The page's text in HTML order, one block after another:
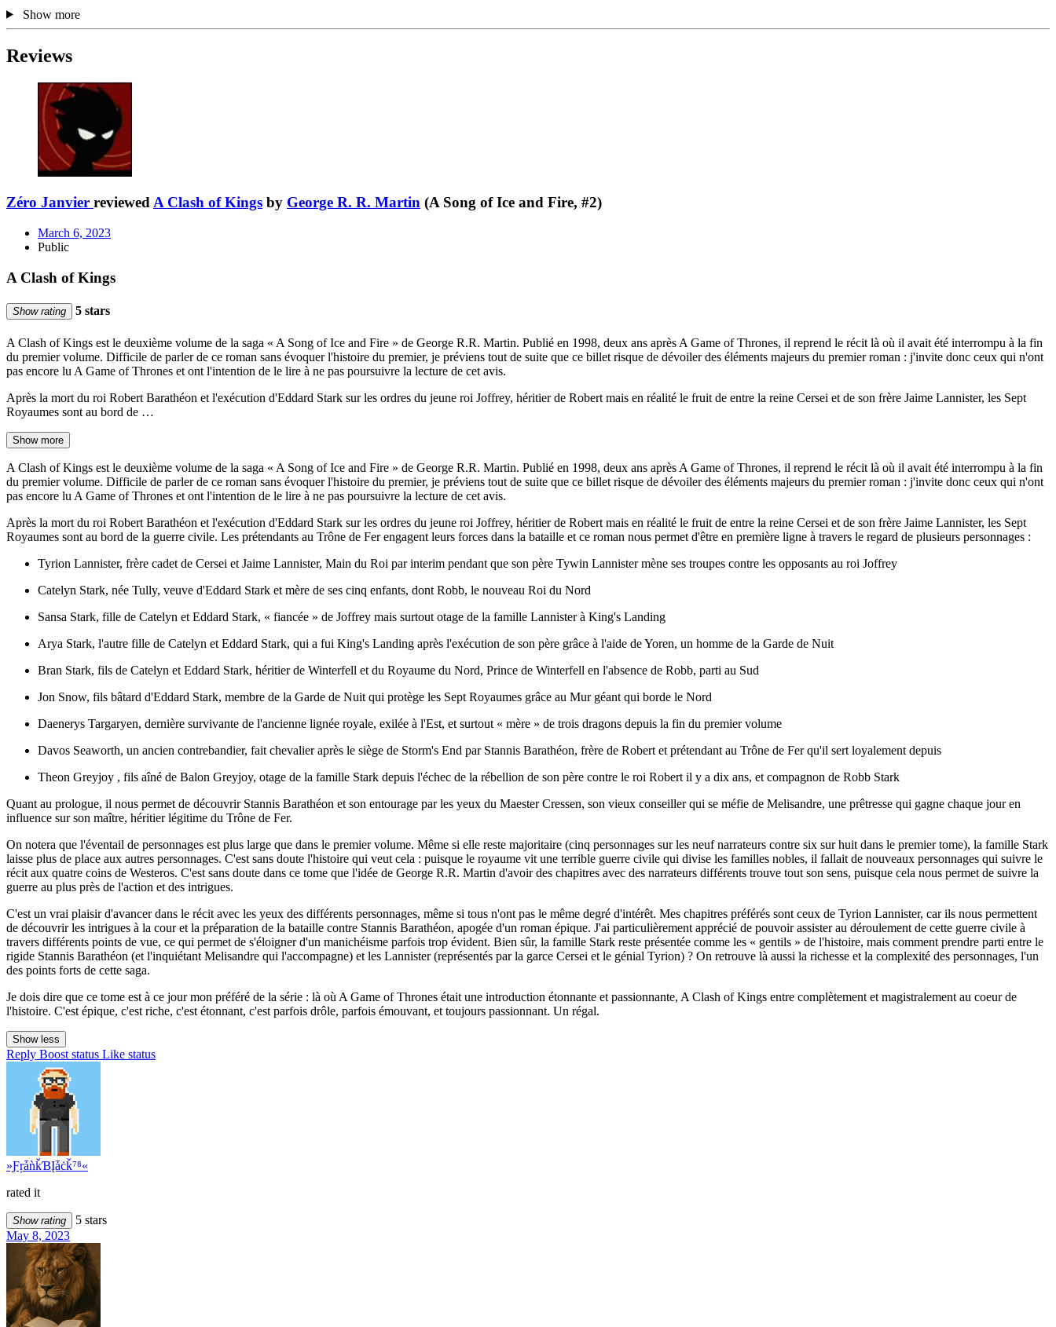
Show more
Reviews
Zéro Janvier reviewedA Clash of Kings by George R. R. Martin (A Song of Ice and Fire, #2)
March 6, 2023
Public
A Clash of Kings
Show rating 5 stars
A Clash of Kings est le deuxième volume de la saga « A Song of Ice and Fire » de George R.R. Martin. Publié en 1998, deux ans après A Game of Thrones, il reprend le récit là où il avait été interrompu à la fin
du premier volume. Difficile de parler de ce roman sans évoquer l'histoire du premier, je préviens tout de suite que ce billet risque de dévoiler des éléments majeurs du premier roman : j'invite donc ceux qui n'ont
pas encore lu A Game of Thrones et ont l'intention de le lire à ne pas poursuivre la lecture de cet avis.
Après la mort du roi Robert Barathéon et l'exécution d'Eddard Stark sur les ordres du jeune roi Joffrey, héritier de Robert mais en réalité le fruit de entre la reine Cersei et de son frère Jaime Lannister, les Sept
Royaumes sont au bord de …
Show more
A Clash of Kings est le deuxième volume de la saga « A Song of Ice and Fire » de George R.R. Martin. Publié en 1998, deux ans après A Game of Thrones, il reprend le récit là où il avait été interrompu à la fin
du premier volume. Difficile de parler de ce roman sans évoquer l'histoire du premier, je préviens tout de suite que ce billet risque de dévoiler des éléments majeurs du premier roman : j'invite donc ceux qui n'ont
pas encore lu A Game of Thrones et ont l'intention de le lire à ne pas poursuivre la lecture de cet avis.
Après la mort du roi Robert Barathéon et l'exécution d'Eddard Stark sur les ordres du jeune roi Joffrey, héritier de Robert mais en réalité le fruit de entre la reine Cersei et de son frère Jaime Lannister, les Sept
Royaumes sont au bord de la guerre civile. Les prétendants au Trône de Fer engagent leurs forces dans la bataille et ce roman nous permet d'être en première ligne à travers le regard de plusieurs personnages :
Tyrion Lannister, frère cadet de Cersei et Jaime Lannister, Main du Roi par interim pendant que son père Tywin Lannister mène ses troupes contre les opposants au roi Joffrey
Catelyn Stark, née Tully, veuve d'Eddard Stark et mère de ses cinq enfants, dont Robb, le nouveau Roi du Nord
Sansa Stark, fille de Catelyn et Eddard Stark, « fiancée » de Joffrey mais surtout otage de la famille Lannister à King's Landing
Arya Stark, l'autre fille de Catelyn et Eddard Stark, qui a fui King's Landing après l'exécution de son père grâce à l'aide de Yoren, un homme de la Garde de Nuit
Bran Stark, fils de Catelyn et Eddard Stark, héritier de Winterfell et du Royaume du Nord, Prince de Winterfell en l'absence de Robb, parti au Sud
Jon Snow, fils bâtard d'Eddard Stark, membre de la Garde de Nuit qui protège les Sept Royaumes grâce au Mur géant qui borde le Nord
Daenerys Targaryen, dernière survivante de l'ancienne lignée royale, exilée à l'Est, et surtout « mère » de trois dragons depuis la fin du premier volume
Davos Seaworth, un ancien contrebandier, fait chevalier après le siège de Storm's End par Stannis Barathéon, frère de Robert et prétendant au Trône de Fer qu'il sert loyalement depuis
Theon Greyjoy , fils aîné de Balon Greyjoy, otage de la famille Stark depuis l'échec de la rébellion de son père contre le roi Robert il y a dix ans, et compagnon de Robb Stark
Quant au prologue, il nous permet de découvrir Stannis Barathéon et son entourage par les yeux du Maester Cressen, son vieux conseiller qui se méfie de Melisandre, une prêtresse qui gagne chaque jour en
influence sur son maître, héritier légitime du Trône de Fer.
On notera que l'éventail de personnages est plus large que dans le premier volume. Même si elle reste majoritaire (cinq personnages sur les neuf narrateurs contre six sur huit dans le premier tome), la famille Stark
laisse plus de place aux autres personnages. C'est sans doute l'histoire qui veut cela : puisque le royaume vit une terrible guerre civile qui divise les familles nobles, il fallait de nouveaux personnages qui suivre le
récit aux quatre coins de Westeros. C'est sans doute dans ce tome que l'idée de George R.R. Martin d'avoir des chapitres avec des narrateurs différents trouve tout son sens, puisque cela nous permet de suivre la
guerre au plus près de l'action et des intrigues.
C'est un vrai plaisir d'avancer dans le récit avec les yeux des différents personnages, même si tous n'ont pas le même degré d'intérêt. Mes chapitres préférés sont ceux de Tyrion Lannister, car ils nous permettent
de découvrir les intrigues à la cour et la préparation de la bataille contre Stannis Barathéon, apogée d'un roman épique. J'ai particulièrement apprécié de pouvoir assister au déroulement de cette guerre civile à
travers différents points de vue, ce qui permet de s'éloigner d'un manichéisme parfois trop évident. Bien sûr, la famille Stark reste présentée comme les « gentils » de l'histoire, mais comment prendre parti entre le
rigide Stannis Barathéon (et l'inquiétant Melisandre qui l'accompagne) et les Lannister (représentés par la garce Cersei et le génial Tyrion) ? On retrouve là aussi la richesse et la complexité des personnages, l'un
des points forts de cette saga.
Je dois dire que ce tome est à ce jour mon préféré de la série : là où A Game of Thrones était une introduction étonnante et passionnante, A Clash of Kings entre complètement et magistralement au coeur de
l'histoire. C'est épique, c'est riche, c'est étonnant, c'est parfois drôle, parfois émouvant, et toujours passionnant. Un régal.
Show less
Reply Boost status Like status
»ƑŗǡǹǩƁĮǡċǩ⁷⁸«
rated it
Show rating
5 stars
May 8, 2023